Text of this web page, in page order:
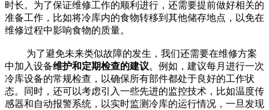
时长。为了保证维修工作的顺利进行，还需要提前做好相关的
准备工作，比如将冷库内的食物转移到其他储存地点，以免在
维修过程中影响食物的质量。
为了避免未来类似故障的发生，我们还需要在维修方案
中加入设备维护和定期检查的建议。例如，建议每月进行一次
冷库设备的常规检查，以确保所有部件都处于良好的工作状
态。同时，还可以考虑引入一些先进的监控技术，比如温度传
感器和自动报警系统，以实时监测冷库的运行情况，一旦发现